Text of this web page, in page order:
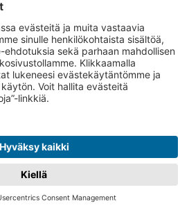
– lisäravinteiden ja
osaaja